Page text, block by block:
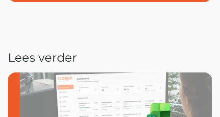
Lees verder